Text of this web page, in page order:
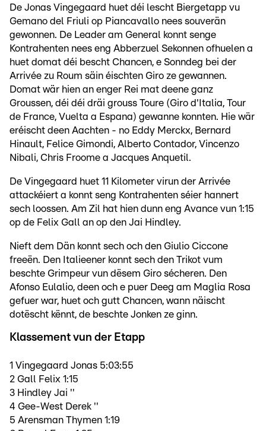
De Jonas Vingegaard huet déi lescht Biergetapp vu
Gemano del Friuli op Piancavallo nees souverän
gewonnen. De Leader am General konnt senge
Kontrahenten nees eng Abberzuel Sekonnen ofhuelen a
huet domat déi bescht Chancen, e Sonndeg bei der
Arrivée zu Roum säin éischten Giro ze gewannen.
Domat wär hien an enger Rei mat deene ganz
Groussen, déi déi dräi grouss Toure (Giro d'Italia, Tour
de France, Vuelta a Espana) gewanne konnten. Hie wär
eréischt deen Aachten - no Eddy Merckx, Bernard
Hinault, Felice Gimondi, Alberto Contador, Vincenzo
Nibali, Chris Froome a Jacques Anquetil.
De Vingegaard huet 11 Kilometer virun der Arrivée
attackéiert a konnt seng Kontrahenten séier hannert
sech loossen. Am Zil hat hien dunn eng Avance vun 1:15
op de Felix Gall an op den Jai Hindley.
Nieft dem Dän konnt sech och den Giulio Ciccone
freeën. Den Italieener konnt sech den Trikot vum
beschte Grimpeur vun dësem Giro sécheren. Den
Afonso Eulalio, deen och e puer Deeg am Maglia Rosa
gefuer war, huet och gutt Chancen, wann näischt
dotëscht kënnt, de beschte Jonken ze ginn.
Klassement vun der Etapp
1 Vingegaard Jonas 5:03:55
2 Gall Felix 1:15
3 Hindley Jai ''
4 Gee-West Derek ''
5 Arensman Thymen 1:19